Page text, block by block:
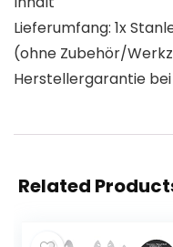
Lieferumfang: 1x
(ohne Zubehör/
Herstellergarantie
Related